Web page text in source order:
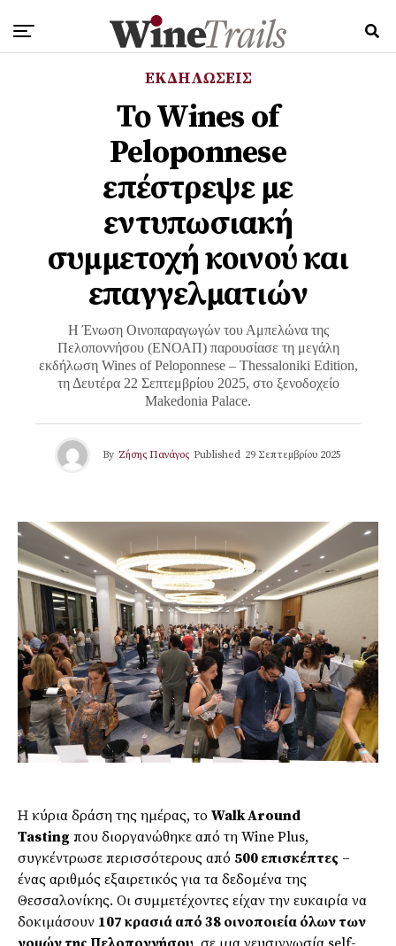
ΕΚΔΗΛΩΣΕΙΣ
Το Wines of
Peloponnese
επέστρεψε με
εντυπωσιακή
συμμετοχή κοινού και
επαγγελματιών
Η Ένωση Οινοπαραγωγών του Αμπελώνα της
Πελοποννήσου (ΕΝΟΑΠ) παρουσίασε τη μεγάλη
εκδήλωση Wines of Peloponnese – Thessaloniki Edition,
τη Δευτέρα 22 Σεπτεμβρίου 2025, στο ξενοδοχείο
Makedonia Palace.
By Ζήσης Πανάγος Published 29 Σεπτεμβρίου 2025
Η κύρια δράση της ημέρας, το Walk Around
Tasting που διοργανώθηκε από τη Wine Plus,
συγκέντρωσε περισσότερους από 500 επισκέπτες –
ένας αριθμός εξαιρετικός για τα δεδομένα της
Θεσσαλονίκης. Οι συμμετέχοντες είχαν την ευκαιρία να
δοκιμάσουν 107 κρασιά από 38 οινοποιεία όλων των